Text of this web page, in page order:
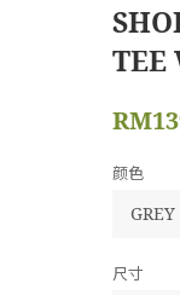
TEE
颜色
尺寸